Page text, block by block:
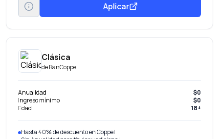
Aplicar
Clásica
deBanCoppel
Anualidad
$0
Ingreso mínimo
$0
Edad
18+
Hasta 40% de descuento en Coppel